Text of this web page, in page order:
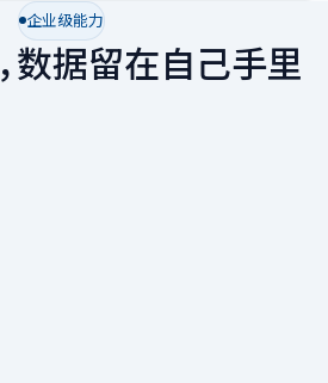
企业级能力
数据留在自己手里